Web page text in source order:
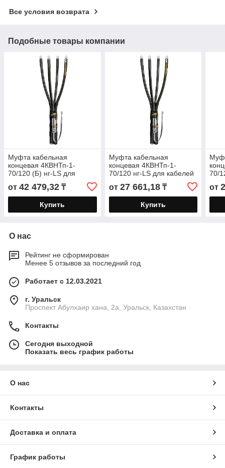
Все условия возврата
Подобные товары компании
Муфта кабельная
концевая 4КВНТп-1-
70/120 (Б) нг-LS для
кабелей «нг-LS» с
бумажной или
пластмассовой изоляцией
от 42 479,32 ₸
Купить
Муфта кабельная
концевая 4КВНТп-1-
70/120 нг-LS для кабелей
«нг-LS» с бумажной или
пластмассовой изоляцией
до
от 27 661,18₸
Купить
70/
до
от
О нас
Рейтинг не сформирован
Менее 5 отзывов за последний год
Работает с 12.03.2021
г. Уральск
Проспект Абулхаир хана, 2а, Уральск, Казахстан
Контакты
Сегодня выходной
Показать весь график работы
О нас
Контакты
Доставка и оплата
График работы